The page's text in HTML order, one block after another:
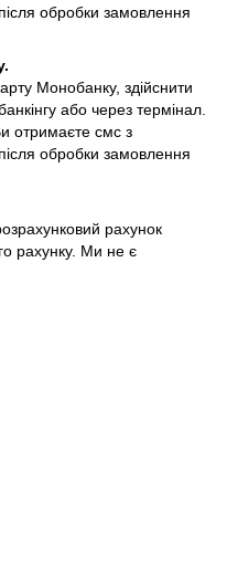
обробки замовлення
Монобанку, здійснити
або через термінал.
отримаєте смс з
обробки замовлення
рахунок
рахунку. Ми не є